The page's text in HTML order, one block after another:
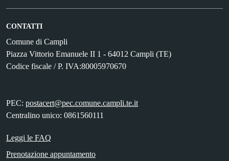
CONTATTI
Comune di Campli
Piazza Vittorio Emanuele II 1 - 64012 Campli (TE)
Codice fiscale / P. IVA:80005970670
PEC: postacert@pec.comune.campli.te.it
Centralino unico: 0861560111
Leggi le FAQ
Prenotazione appuntamento